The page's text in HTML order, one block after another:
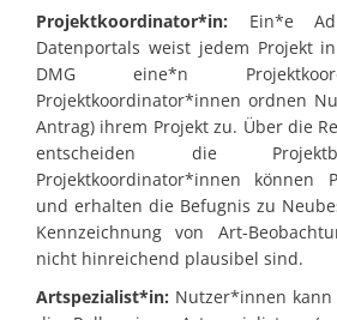
Projektkoordinator*in: Ein*e
Datenportals weist jedem Projekt
DMG eine*n
Projektkoordinator*innen ordnen
Antrag) ihrem Projekt zu. Über die
entscheiden die
Projektkoordinator*innen können
und erhalten die Befugnis zu
Kennzeichnung von Art-
nicht hinreichend plausibel sind.
Artspezialist*in: Nutzer*innen kann